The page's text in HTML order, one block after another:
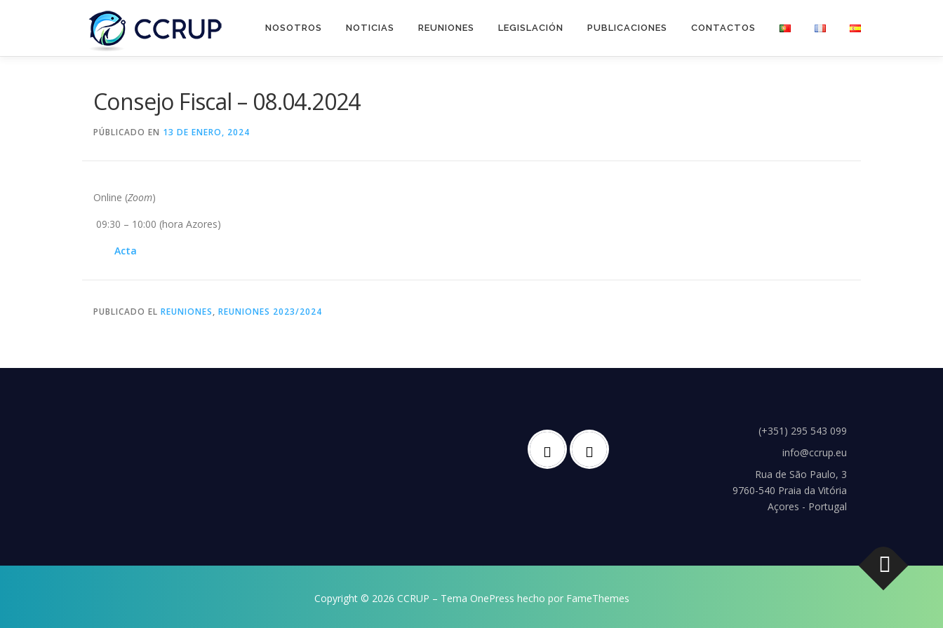
NOSOTROS NOTICIAS REUNIONES LEGISLACIÓN PUBLICACIONES CONTACTOS
Consejo Fiscal – 08.04.2024
PÚBLICADO EN 13 DE ENERO, 2024
Online (Zoom)
09:30 – 10:00 (hora Azores)
Acta
PUBLICADO EL REUNIONES, REUNIONES 2023/2024
(+351) 295 543 099
info@ccrup.eu
Rua de São Paulo, 3
9760-540 Praia da Vitória
Açores - Portugal
Copyright © 2026 CCRUP – Tema OnePress hecho por FameThemes